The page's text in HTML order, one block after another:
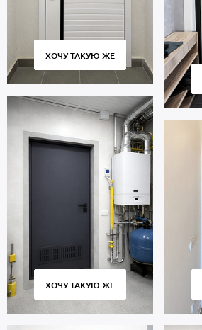
ХОЧУ ТАКУЮ ЖЕ
ХОЧУ ТАКУЮ ЖЕ